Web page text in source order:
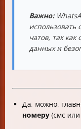
Важно:
использовать
чатов, так
данных и
Да, можно,
номеру (смс